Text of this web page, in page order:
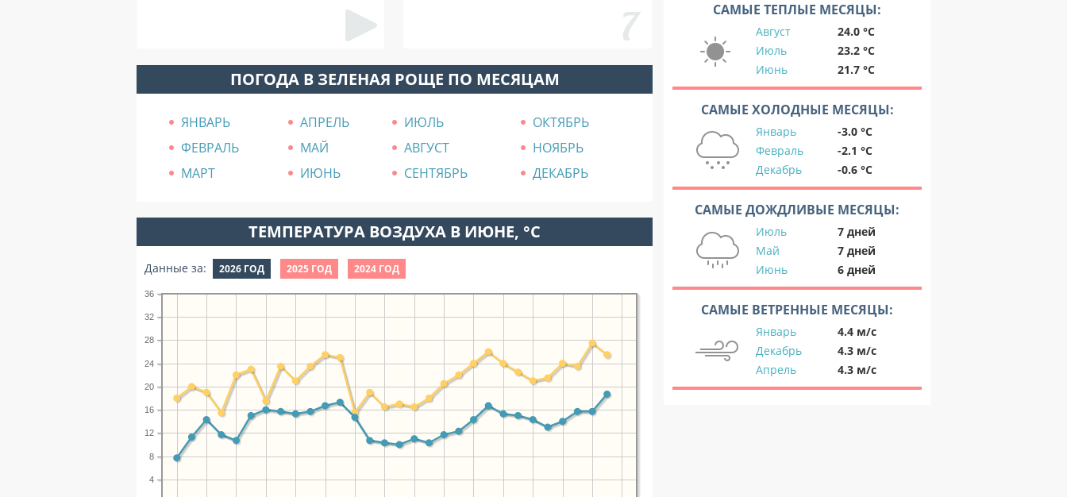
ПОГОДА В ЗЕЛЕНАЯ РОЩЕ ПО МЕСЯЦАМ
ЯНВАРЬ АПРЕЛЬ ИЮЛЬ
ОКТЯБРЬ
ФЕВРАЛЬ
МАЙ АВГУСТ
НОЯБРЬ
МАРТ
ИЮНЬ СЕНТЯБРЬ ДЕКАБРЬ
ТЕМПЕРАТУРА ВОЗДУХА В ИЮНЕ, °C
Данные за: 2026 ГОД 2025 ГОД 2024 ГОД
4
8
12
16
20
24
28
32
36
САМЫЕ ТЕПЛЫЕ МЕСЯЦЫ:
Август
24.0 °C
Июль
23.2 °C
Июнь
21.7 °C
САМЫЕ ХОЛОДНЫЕ МЕСЯЦЫ:
Январь
-3.0 °C
Февраль
-2.1 °C
Декабрь
-0.6 °C
САМЫЕ ДОЖДЛИВЫЕ МЕСЯЦЫ:
Июль
7 дней
Май
7 дней
Июнь
6 дней
САМЫЕ ВЕТРЕННЫЕ МЕСЯЦЫ:
Январь
4.4 м/с
Декабрь
4.3 м/с
Апрель
4.3 м/с